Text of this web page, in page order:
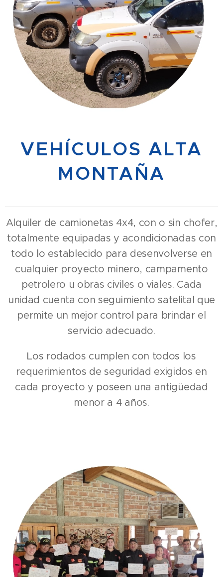
VEHÍCULOS ALTA
MONTAÑA
Alquiler de camionetas 4x4, con o sin chofer,
totalmente equipadas y acondicionadas con
todo lo establecido para desenvolverse en
cualquier proyecto minero, campamento
petrolero u obras civiles o viales. Cada
unidad cuenta con seguimiento satelital que
permite un mejor control para brindar el
servicio adecuado.
Los rodados cumplen con todos los
requerimientos de seguridad exigidos en
cada proyecto y poseen una antigüedad
menor a 4 años.